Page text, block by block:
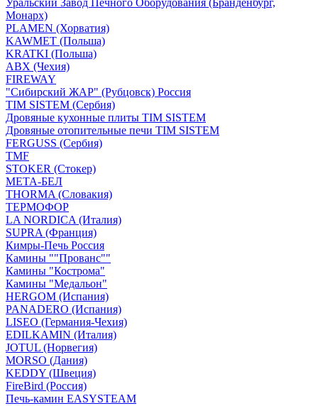
Уральский Завод Печного Оборудования (Бранденбург,
Монарх)
PLAMEN (Хорватия)
KAWMET (Польша)
KRATKI (Польша)
ABX (Чехия)
FIREWAY
"Сибирский ЖАР" (Рубцовск) Россия
TIM SISTEM (Сербия)
Дровяные кухонные плиты TIM SISTEM
Дровяные отопительные печи TIM SISTEM
FERGUSS (Сербия)
TMF
STOKER (Стокер)
МЕТА-БЕЛ
THORMA (Словакия)
ТЕРМОФОР
LA NORDICA (Италия)
SUPRA (Франция)
Кимры-Печь Россия
Камины ""Прованс""
Камины "Кострома"
Камины "Медальон"
HERGOM (Испания)
PANADERO (Испания)
LISEO (Германия-Чехия)
EDILKAMIN (Италия)
JOTUL (Норвегия)
MORSO (Дания)
KEDDY (Швеция)
FireBird (Россия)
Печь-камин EASYSTEAM